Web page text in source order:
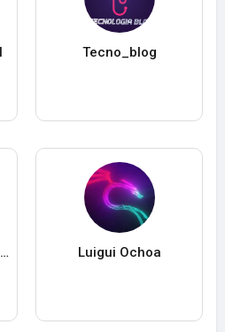
Tecno_blog
Yongel Henríquez Ramos Luigui Ochoa